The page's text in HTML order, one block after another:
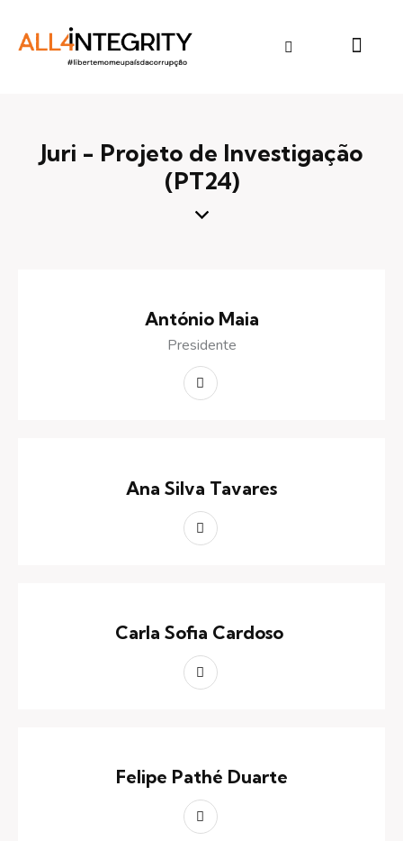
Juri - Projeto de Investigação
(PT24)
António Maia
Presidente
Ana Silva Tavares
Carla Sofia Cardoso
Felipe Pathé Duarte